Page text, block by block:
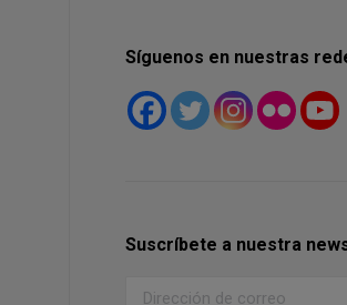
Síguenos en nuestras
Suscríbete a nuestra